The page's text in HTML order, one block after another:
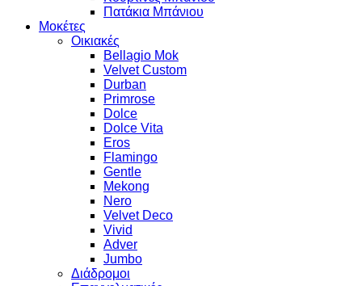
Πατάκια Μπάνιου
Μοκέτες
Οικιακές
Bellagio Mok
Velvet Custom
Durban
Primrose
Dolce
Dolce Vita
Eros
Flamingo
Gentle
Mekong
Nero
Velvet Deco
Vivid
Adver
Jumbo
Διάδρομοι